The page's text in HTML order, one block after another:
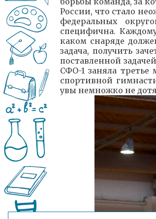
России, что стало
федеральных
специфична.
каком снаряде
задача, получить
поставленной
СФО-1 заняла третье
спортивной
увы немножко не